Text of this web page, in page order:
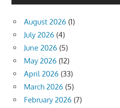
August 2026 (1)
July 2026 (4)
June 2026 (5)
May 2026 (12)
April 2026 (33)
March 2026 (5)
February 2026 (7)